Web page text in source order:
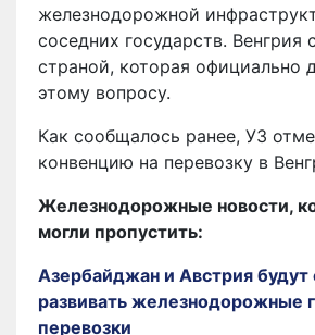
железнодорожной
соседних государств. Венгрия
страной, которая официально
этому вопросу.
Как сообщалось ранее, УЗ
конвенцию на перевозку в
Железнодорожные новости,
могли пропустить:
Азербайджан и Австрия будут
развивать железнодорожные
перевозки